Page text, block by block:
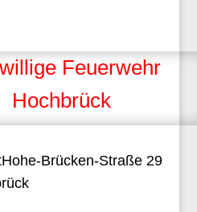
Feuerwehr
Hochbrück
Hohe-Brücken-Straße 29